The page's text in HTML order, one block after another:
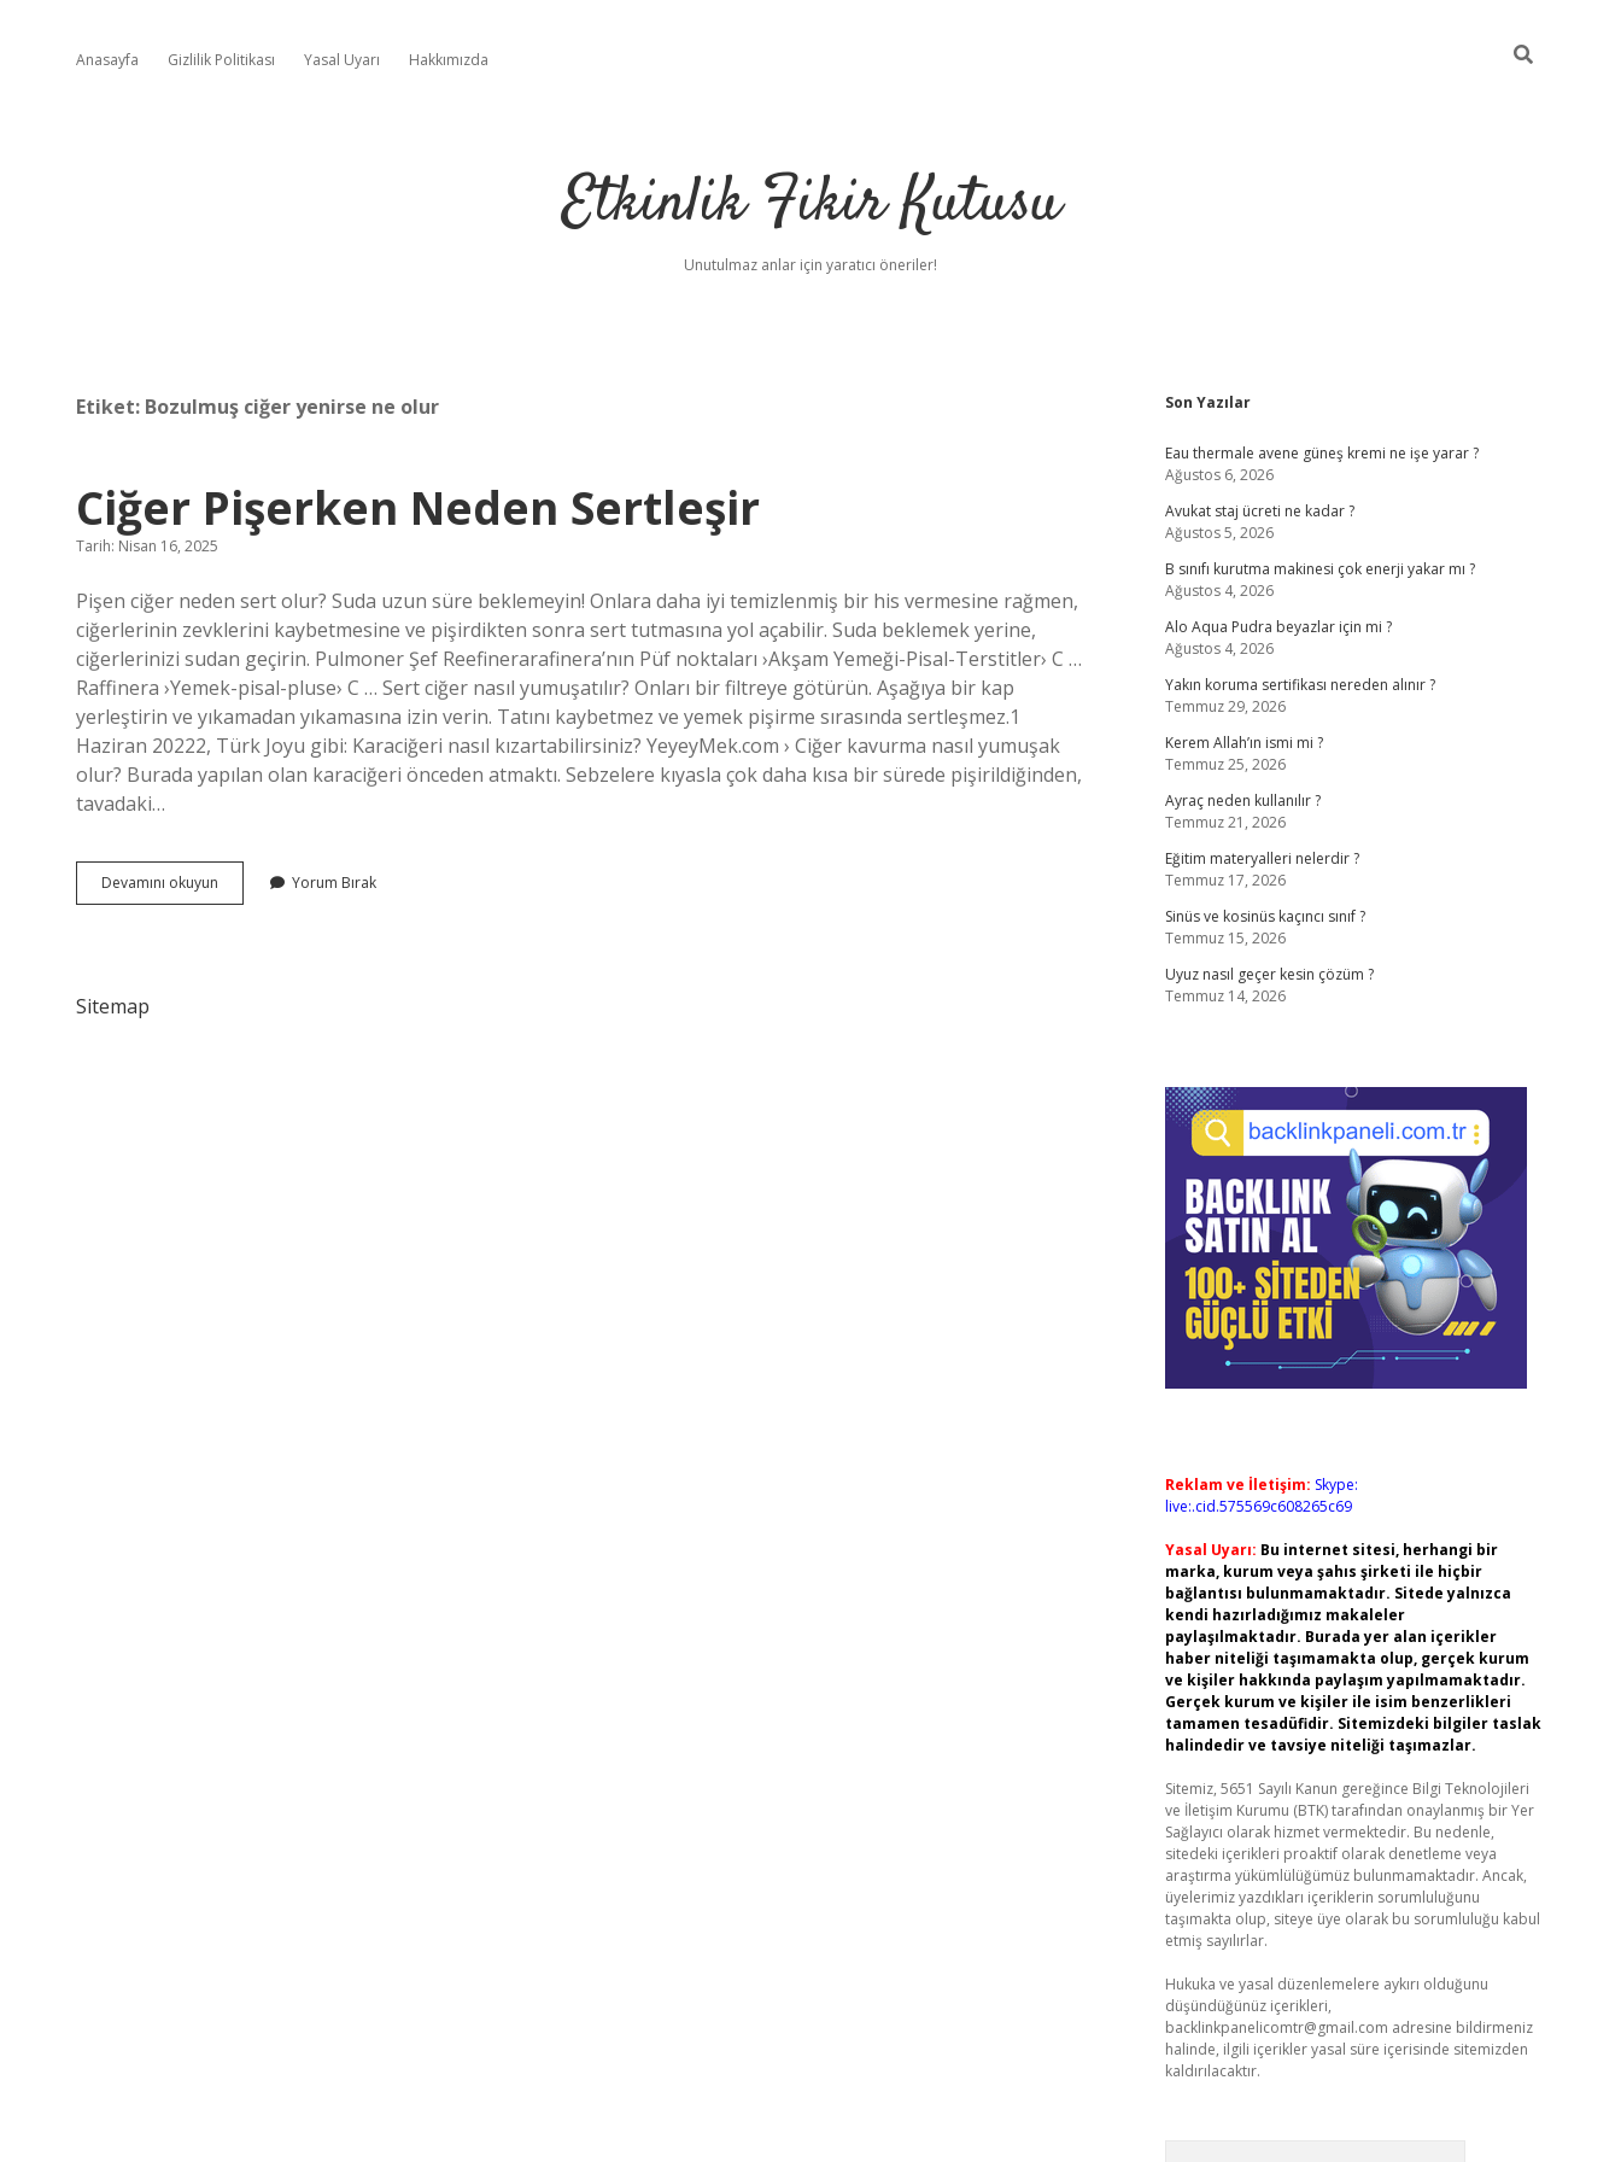
Anasayfa Gizlilik Politikası Yasal Uyarı Hakkımızda
Etkinlik Fikir Kutusu
Unutulmaz anlar için yaratıcı öneriler!
Etiket: Bozulmuş ciğer yenirse ne olur
Ciğer Pişerken Neden Sertleşir
Tarih: Nisan 16, 2025
Pişen ciğer neden sert olur? Suda uzun süre beklemeyin! Onlara daha iyi temizlenmiş bir his vermesine rağmen,
ciğerlerinin zevklerini kaybetmesine ve pişirdikten sonra sert tutmasına yol açabilir. Suda beklemek yerine,
ciğerlerinizi sudan geçirin. Pulmoner Şef Reefinerarafinera’nın Püf noktaları ›Akşam Yemeği-Pisal-Terstitler› C …
Raffinera ›Yemek-pisal-pluse› C … Sert ciğer nasıl yumuşatılır? Onları bir filtreye götürün. Aşağıya bir kap
yerleştirin ve yıkamadan yıkamasına izin verin. Tatını kaybetmez ve yemek pişirme sırasında sertleşmez.1
Haziran 20222, Türk Joyu gibi: Karaciğeri nasıl kızartabilirsiniz? YeyeyMek.com › Ciğer kavurma nasıl yumuşak
olur? Burada yapılan olan karaciğeri önceden atmaktı. Sebzelere kıyasla çok daha kısa bir sürede pişirildiğinden,
tavadaki…
Devamını okuyun
Pişerken
Yorum Bırak
Sitemap
Sidebar
Son Yazılar
Eau thermale avene güneş kremi ne işe yarar ?
Ağustos 6, 2026
Avukat staj ücreti ne kadar ?
Ağustos 5, 2026
B sınıfı kurutma makinesi çok enerji yakar mı ?
Ağustos 4, 2026
Alo Aqua Pudra beyazlar için mi ?
Ağustos 4, 2026
Yakın koruma sertifikası nereden alınır ?
Temmuz 29, 2026
Kerem Allah’ın ismi mi ?
Temmuz 25, 2026
Ayraç neden kullanılır ?
Temmuz 21, 2026
Eğitim materyalleri nelerdir ?
Temmuz 17, 2026
Sinüs ve kosinüs kaçıncı sınıf ?
Temmuz 15, 2026
Uyuz nasıl geçer kesin çözüm ?
Temmuz 14, 2026
Reklam ve İletişim: Skype:
live:.cid.575569c608265c69
Yasal Uyarı: Bu internet sitesi, herhangi bir
marka, kurum veya şahıs şirketi ile hiçbir
bağlantısı bulunmamaktadır. Sitede yalnızca
kendi hazırladığımız makaleler
paylaşılmaktadır. Burada yer alan içerikler
haber niteliği taşımamakta olup, gerçek kurum
ve kişiler hakkında paylaşım yapılmamaktadır.
Gerçek kurum ve kişiler ile isim benzerlikleri
tamamen tesadüfidir. Sitemizdeki bilgiler taslak
halindedir ve tavsiye niteliği taşımazlar.
Sitemiz, 5651 Sayılı Kanun gereğince Bilgi Teknolojileri
ve İletişim Kurumu (BTK) tarafından onaylanmış bir Yer
Sağlayıcı olarak hizmet vermektedir. Bu nedenle,
sitedeki içerikleri proaktif olarak denetleme veya
araştırma yükümlülüğümüz bulunmamaktadır. Ancak,
üyelerimiz yazdıkları içeriklerin sorumluluğunu
taşımakta olup, siteye üye olarak bu sorumluluğu kabul
etmiş sayılırlar.
Hukuka ve yasal düzenlemelere aykırı olduğunu
düşündüğünüz içerikleri,
backlinkpanelicomtr@gmail.com adresine bildirmeniz
halinde, ilgili içerikler yasal süre içerisinde sitemizden
kaldırılacaktır.